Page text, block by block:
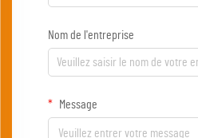
Nom de l'entreprise
Message